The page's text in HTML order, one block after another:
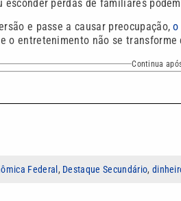
perdas de familiares
e passe a causar preocupação,
o entretenimento não se transforme
Continua
Federal , Destaque Secundário,